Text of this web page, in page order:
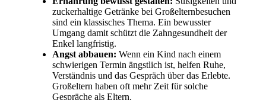
zuckerhaltige Getränke bei Großelternbesuchen
sind ein klassisches Thema. Ein bewusster
Umgang damit schützt die Zahngesundheit der
Enkel langfristig.
Angst abbauen: Wenn ein Kind nach einem
schwierigen Termin ängstlich ist, helfen Ruhe,
Verständnis und das Gespräch über das Erlebte.
Großeltern haben oft mehr Zeit für solche
Gespräche als Eltern.